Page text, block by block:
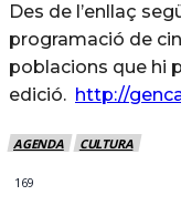
Des de l’enllaç
programació de
poblacions que hi
edició. http://
AGENDA CULTURA
169